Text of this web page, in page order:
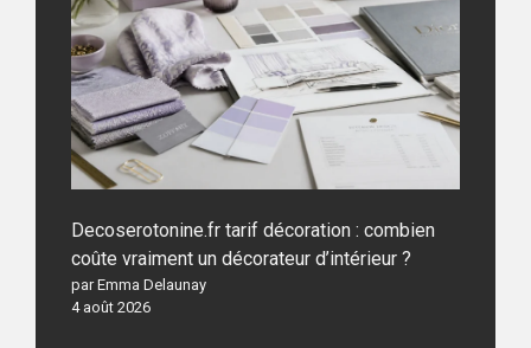
Decoserotonine.fr tarif décoration : combien
coûte vraiment un décorateur d’intérieur ?
par Emma Delaunay
4 août 2026